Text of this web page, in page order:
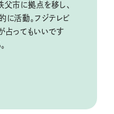
市に拠点を移し、
活動。フジテレビ
占ってもいいです